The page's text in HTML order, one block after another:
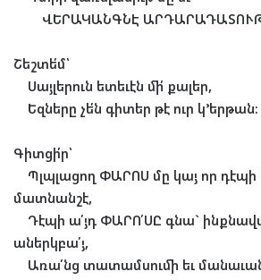
ՎԵՐԱԿԱՆԳՆԷ
Շեշտե՛մ՝
Սայլերուն ետեւէն մի՛ քալեր,
Եզները չե՛ն գիտեր թէ ուր կ’երթան։
Գիտցի՛ր՝
Պլպլացող ՓԱՐՈՍ մը կայ որ
մատնանշէ,
Դէպի ա՛յդ ՓԱՐՈ՛ՍԸ գնա`
աներկբա՛յ,
Առա՛նց տատամսումի եւ